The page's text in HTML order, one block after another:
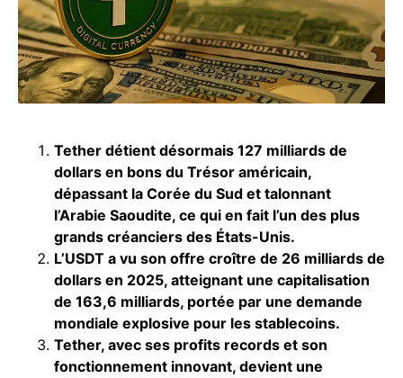
Tether détient désormais 127 milliards de
dollars en bons du Trésor américain,
dépassant la Corée du Sud et talonnant
l’Arabie Saoudite, ce qui en fait l’un des plus
grands créanciers des États-Unis.
L’USDT a vu son offre croître de 26 milliards de
dollars en 2025, atteignant une capitalisation
de 163,6 milliards, portée par une demande
mondiale explosive pour les stablecoins.
Tether, avec ses profits records et son
fonctionnement innovant, devient une